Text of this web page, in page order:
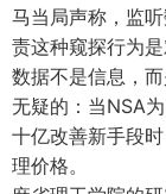
马当局声称，监
责这种窥探行为是
数据不是信息，
无疑的：当NSA
十亿改善新手段
理价格。